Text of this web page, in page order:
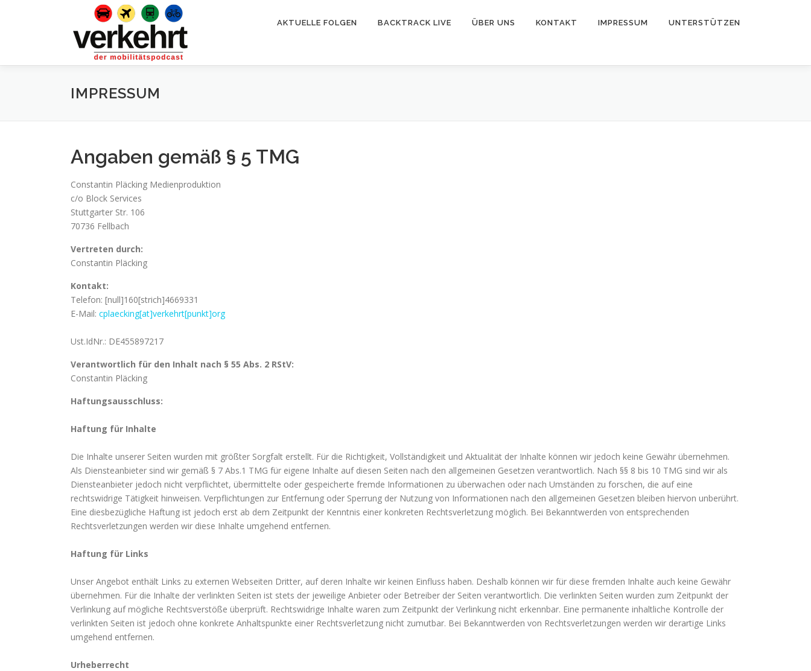
AKTUELLE FOLGEN BACKTRACK LIVE ÜBER UNS KONTAKT IMPRESSUM UNTERSTÜTZEN
IMPRESSUM
Angaben gemäß § 5 TMG
Constantin Pläcking Medienproduktion
c/o Block Services
Stuttgarter Str. 106
70736 Fellbach
Vertreten durch:
Constantin Pläcking
Kontakt:
Telefon: [null]160[strich]4669331
E-Mail: cplaecking[at]verkehrt[punkt]org
Ust.IdNr.: DE455897217
Verantwortlich für den Inhalt nach § 55 Abs. 2 RStV:
Constantin Pläcking
Haftungsausschluss:
Haftung für Inhalte
Die Inhalte unserer Seiten wurden mit größter Sorgfalt erstellt. Für die Richtigkeit, Vollständigkeit und Aktualität der Inhalte können wir jedoch keine Gewähr übernehmen.
Als Diensteanbieter sind wir gemäß § 7 Abs.1 TMG für eigene Inhalte auf diesen Seiten nach den allgemeinen Gesetzen verantwortlich. Nach §§ 8 bis 10 TMG sind wir als
Diensteanbieter jedoch nicht verpflichtet, übermittelte oder gespeicherte fremde Informationen zu überwachen oder nach Umständen zu forschen, die auf eine
rechtswidrige Tätigkeit hinweisen. Verpflichtungen zur Entfernung oder Sperrung der Nutzung von Informationen nach den allgemeinen Gesetzen bleiben hiervon unberührt.
Eine diesbezügliche Haftung ist jedoch erst ab dem Zeitpunkt der Kenntnis einer konkreten Rechtsverletzung möglich. Bei Bekanntwerden von entsprechenden
Rechtsverletzungen werden wir diese Inhalte umgehend entfernen.
Haftung für Links
Unser Angebot enthält Links zu externen Webseiten Dritter, auf deren Inhalte wir keinen Einfluss haben. Deshalb können wir für diese fremden Inhalte auch keine Gewähr
übernehmen. Für die Inhalte der verlinkten Seiten ist stets der jeweilige Anbieter oder Betreiber der Seiten verantwortlich. Die verlinkten Seiten wurden zum Zeitpunkt der
Verlinkung auf mögliche Rechtsverstöße überprüft. Rechtswidrige Inhalte waren zum Zeitpunkt der Verlinkung nicht erkennbar. Eine permanente inhaltliche Kontrolle der
verlinkten Seiten ist jedoch ohne konkrete Anhaltspunkte einer Rechtsverletzung nicht zumutbar. Bei Bekanntwerden von Rechtsverletzungen werden wir derartige Links
umgehend entfernen.
Urheberrecht